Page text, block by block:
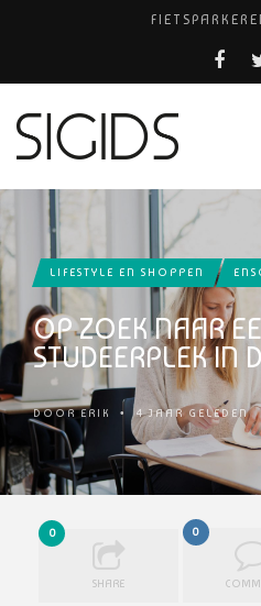
PIZZERIA
COCKTAILS
LIFESTYLE EN SHOPPEN
OP ZOEK NAAR
STUDEERPLEK IN
DOORERIK • 4 JAAR GELEDEN
0
SHARE
0